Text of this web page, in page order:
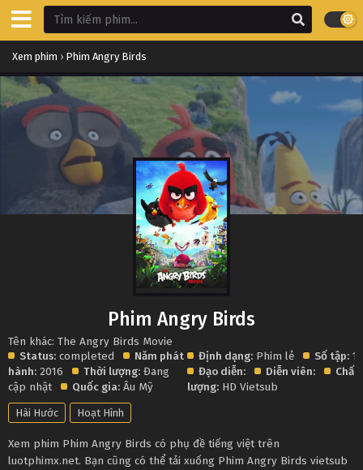
Xem phim › Phim Angry Birds
Phim Angry Birds
Tên khác: The Angry Birds Movie
Status: completed
Năm phát
hành: 2016 Thời lượng: Đang
cập nhật
Quốc gia: Âu Mỹ
Định dạng: Phim lẻ Số tập: 1
Đạo diễn:
Diễn viên:
Chất
lượng: HD Vietsub
Hài Hước Hoạt Hình
Xem phim Phim Angry Birds có phụ đề tiếng việt trên
luotphimx.net. Bạn cũng có thể tải xuống Phim Angry Birds vietsub